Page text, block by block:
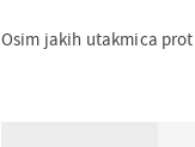
Osim jakih utakmica